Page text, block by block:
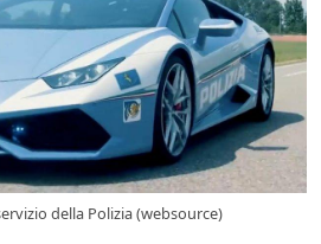
della Polizia (websource)